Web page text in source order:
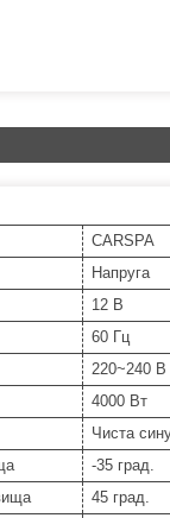
CARSPA
Напруга
12 В
60 Гц
220~240 В
4000 Вт
Чиста
-35 град.
45 град.